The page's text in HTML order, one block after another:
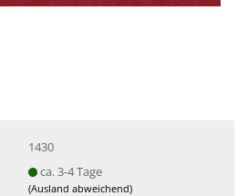
1430
ca. 3-4 Tage
(Ausland abweichend)